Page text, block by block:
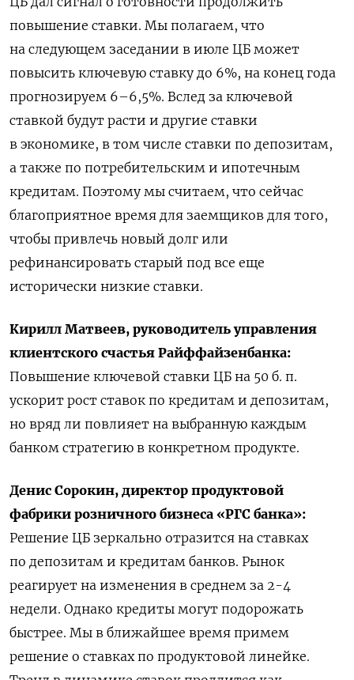
повышение ставки. Мы полагаем, что
на следующем заседании в июле ЦБ может
повысить ключевую ставку до 6%, на конец года
прогнозируем 6–6,5%. Вслед за ключевой
ставкой будут расти и другие ставки
в экономике, в том числе ставки по депозитам,
а также по потребительским и ипотечным
кредитам. Поэтому мы считаем, что сейчас
благоприятное время для заемщиков для того,
чтобы привлечь новый долг или
рефинансировать старый под все еще
исторически низкие ставки.
Кирилл Матвеев, руководитель управления
клиентского счастья Райффайзенбанка:
Повышение ключевой ставки ЦБ на 50 б. п.
ускорит рост ставок по кредитам и депозитам,
но вряд ли повлияет на выбранную каждым
банком стратегию в конкретном продукте.
Денис Сорокин, директор продуктовой
фабрики розничного бизнеса «РГС банка»:
Решение ЦБ зеркально отразится на ставках
по депозитам и кредитам банков. Рынок
реагирует на изменения в среднем за 2-4
недели. Однако кредиты могут подорожать
быстрее. Мы в ближайшее время примем
решение о ставках по продуктовой линейке.